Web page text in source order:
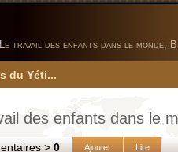
Le travail des enfants dans le monde,
du Yéti...
des enfants dans le
>0 Ajouter Lire